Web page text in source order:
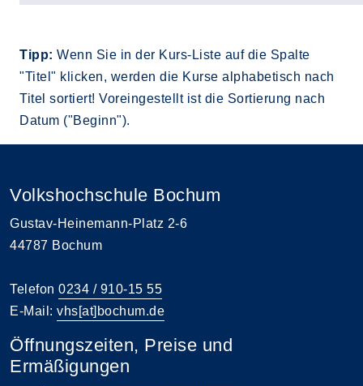
Tipp: Wenn Sie in der Kurs-Liste auf die Spalte
"Titel" klicken, werden die Kurse alphabetisch nach
Titel sortiert! Voreingestellt ist die Sortierung nach
Datum ("Beginn").
Volkshochschule Bochum
Gustav-Heinemann-Platz 2-6
44787 Bochum
Telefon 0234 / 910-15 55
E-Mail: vhs[at]bochum.de
Öffnungszeiten, Preise und
Ermäßigungen